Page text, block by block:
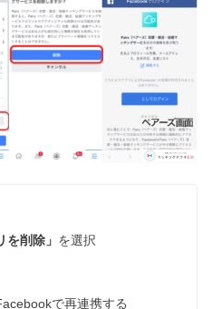
を削除」 を選択
で再連携する